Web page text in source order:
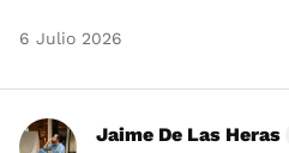
6 Julio 2026
Jaime De Las Heras